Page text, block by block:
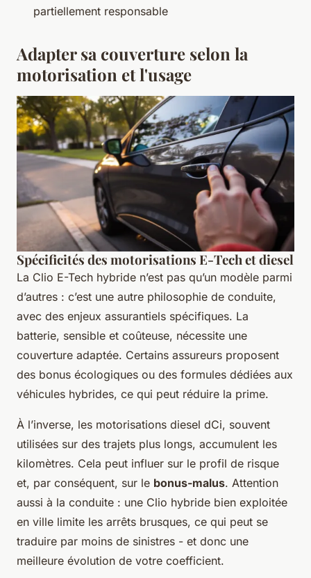
partiellement responsable
Adapter sa couverture selon la
motorisation et l'usage
Spécificités des motorisations E-Tech et diesel
La Clio E-Tech hybride n’est pas qu’un modèle parmi
d’autres : c’est une autre philosophie de conduite,
avec des enjeux assurantiels spécifiques. La
batterie, sensible et coûteuse, nécessite une
couverture adaptée. Certains assureurs proposent
des bonus écologiques ou des formules dédiées aux
véhicules hybrides, ce qui peut réduire la prime.
À l’inverse, les motorisations diesel dCi, souvent
utilisées sur des trajets plus longs, accumulent les
kilomètres. Cela peut influer sur le profil de risque
et, par conséquent, sur le bonus-malus. Attention
aussi à la conduite : une Clio hybride bien exploitée
en ville limite les arrêts brusques, ce qui peut se
traduire par moins de sinistres - et donc une
meilleure évolution de votre coefficient.